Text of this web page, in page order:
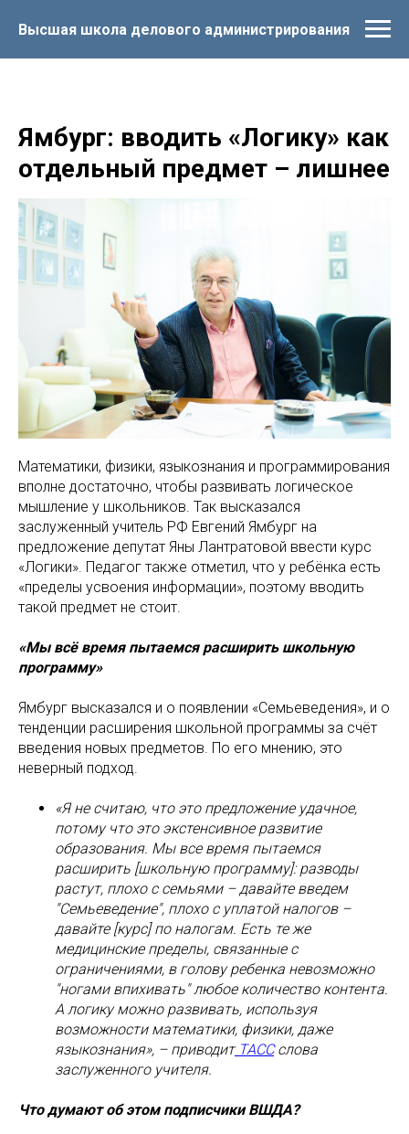
Высшая школа делового администрирования
Ямбург: вводить «Логику» как
отдельный предмет – лишнее
Математики, физики, языкознания и программирования
вполне достаточно, чтобы развивать логическое
мышление у школьников. Так высказался
заслуженный учитель РФ Евгений Ямбург на
предложение депутат Яны Лантратовой ввести курс
«Логики». Педагог также отметил, что у ребёнка есть
«пределы усвоения информации», поэтому вводить
такой предмет не стоит.
«Мы всё время пытаемся расширить школьную
программу»
Ямбург высказался и о появлении «Семьеведения», и о
тенденции расширения школьной программы за счёт
введения новых предметов. По его мнению, это
неверный подход.
«Я не считаю, что это предложение удачное,
потому что это экстенсивное развитие
образования. Мы все время пытаемся
расширить [школьную программу]: разводы
растут, плохо с семьями – давайте введем
"Семьеведение", плохо с уплатой налогов –
давайте [курс] по налогам. Есть те же
медицинские пределы, связанные с
ограничениями, в голову ребенка невозможно
"ногами впихивать" любое количество контента.
А логику можно развивать, используя
возможности математики, физики, даже
языкознания», – приводитТАССслова
заслуженного учителя.
Что думают об этом подписчики ВШДА?